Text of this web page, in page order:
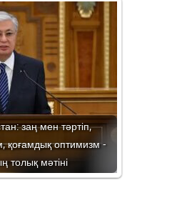
заң мен тәртіп,
қоғамдық оптимизм -
толық мәтіні